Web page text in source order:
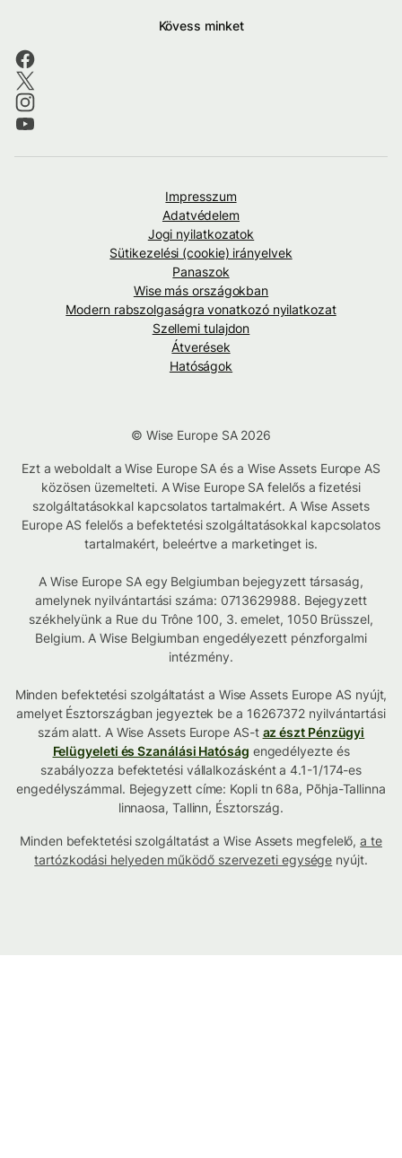
Kövess minket
Impresszum
Adatvédelem
Jogi nyilatkozatok
Sütikezelési (cookie) irányelvek
Panaszok
Wise más országokban
Modern rabszolgaságra vonatkozó nyilatkozat
Szellemi tulajdon
Átverések
Hatóságok
© Wise Europe SA 2026
Ezt a weboldalt a Wise Europe SA és a Wise Assets Europe AS
közösen üzemelteti. A Wise Europe SA felelős a fizetési
szolgáltatásokkal kapcsolatos tartalmakért. A Wise Assets
Europe AS felelős a befektetési szolgáltatásokkal kapcsolatos
tartalmakért, beleértve a marketinget is.
A Wise Europe SA egy Belgiumban bejegyzett társaság,
amelynek nyilvántartási száma: 0713629988. Bejegyzett
székhelyünk a Rue du Trône 100, 3. emelet, 1050 Brüsszel,
Belgium. A Wise Belgiumban engedélyezett pénzforgalmi
intézmény.
Minden befektetési szolgáltatást a Wise Assets Europe AS nyújt,
amelyet Észtországban jegyeztek be a 16267372 nyilvántartási
szám alatt. A Wise Assets Europe AS-t az észt Pénzügyi
Felügyeleti és Szanálási Hatóság engedélyezte és
szabályozza befektetési vállalkozásként a 4.1-1/174-es
engedélyszámmal. Bejegyzett címe: Kopli tn 68a, Põhja-Tallinna
linnaosa, Tallinn, Észtország.
Minden befektetési szolgáltatást a Wise Assets megfelelő,a te
tartózkodási helyeden működő szervezeti egysége nyújt.